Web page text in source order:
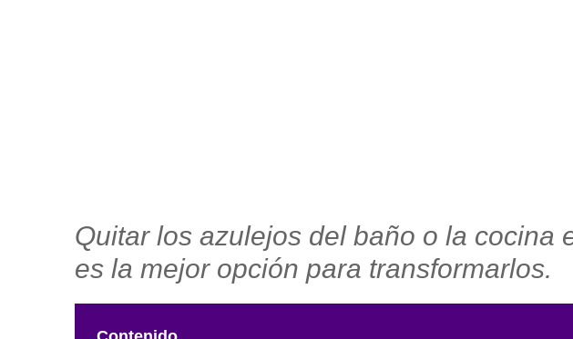
Quitar los azulejos del baño o la cocina
es la mejor opción para transformarlos.